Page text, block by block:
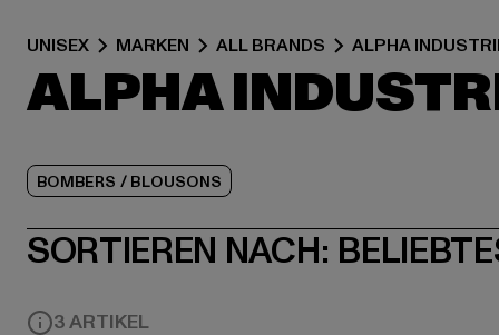
UNISEX MARKEN ALL BRANDS ALPHA
ALPHA
BOMBERS / BLOUSONS
SORTIEREN NACH:
3 ARTIKEL